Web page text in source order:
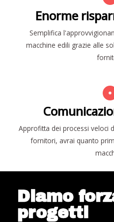
Enorme
Semplifica
macchine edili grazie alle
Approfitta dei processi veloci
fornitori, avrai quanto
Diamo
progetti